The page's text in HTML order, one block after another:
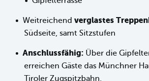
Weitreichend verglastes
Südseite, samt Sitzstufen
Anschlussfähig: Über die
erreichen Gäste das Münchner
Tiroler Zugspitzbahn.